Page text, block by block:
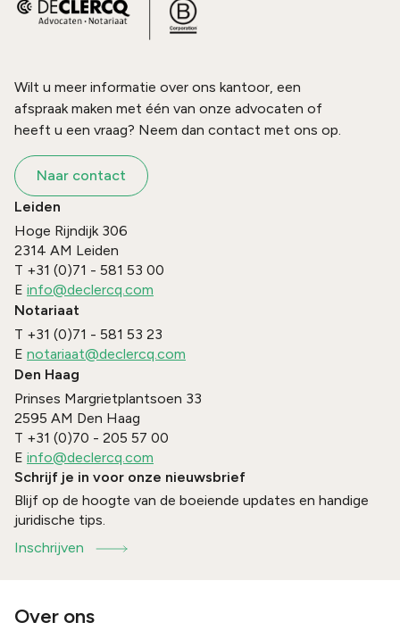
Wilt u meer informatie over ons kantoor, een
afspraak maken met één van onze advocaten of
heeft u een vraag? Neem dan contact met ons op.
Naar contact
Leiden
Hoge Rijndijk 306
2314 AM Leiden
T +31 (0)71 - 581 53 00
E info@declercq.com
Notariaat
T +31 (0)71 - 581 53 23
E notariaat@declercq.com
Den Haag
Prinses Margrietplantsoen 33
2595 AM Den Haag
T +31 (0)70 - 205 57 00
E info@declercq.com
Schrijf je in voor onze nieuwsbrief
Blijf op de hoogte van de boeiende updates en handige
juridische tips.
Inschrijven
Over ons